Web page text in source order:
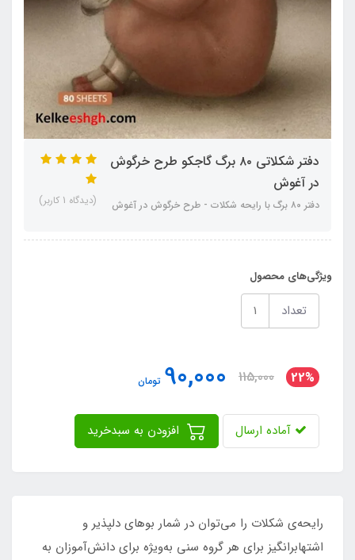
دفتر شکلاتی ۸۰ برگ گاجکو طرح خرگوش
در آغوش
دفتر ۸۰ برگ با رایحه شکلات - طرح خرگوش در آغوش (دیدگاه 1 کاربر)
ویژگی‌های محصول
تعداد
22%
115,000
90,000 تومان
آماده ارسال
رایحه‌ی شکلات را می‌توان در شمار بوهای دلپذیر و
اشتها‌برانگیز برای هر گروه سنی به‌ویژه برای دانش‌آموزان به